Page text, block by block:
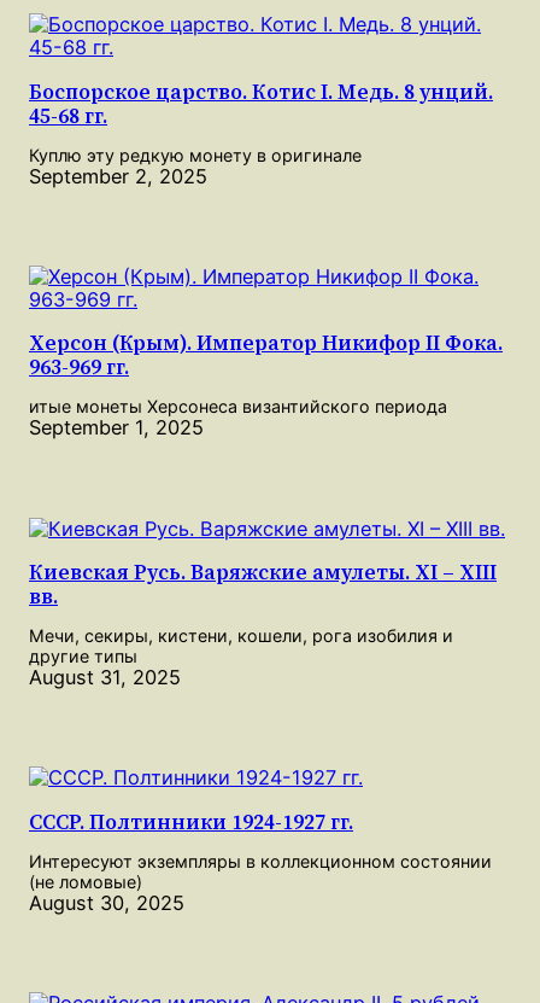
Боспорское царство. Котис I. Медь. 8 унций.
45-68 гг.
Куплю эту редкую монету в оригинале
September 2, 2025
Херсон (Крым). Император Никифор II Фока.
963-969 гг.
итые монеты Херсонеса византийского периода
September 1, 2025
Киевская Русь. Варяжские амулеты. XI – XIII
вв.
Мечи, секиры, кистени, кошели, рога изобилия и
другие типы
August 31, 2025
СССР. Полтинники 1924-1927 гг.
Интересуют экземпляры в коллекционном состоянии
(не ломовые)
August 30, 2025